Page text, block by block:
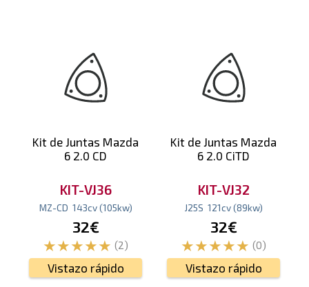
Kit de Juntas Mazda
6 2.0 CD
KIT-VJ36
MZ-CD 143cv (105kw)
32€
(2)
Vistazo rápido
Kit de Juntas Mazda
6 2.0 CiTD
KIT-VJ32
J25S 121cv (89kw)
32€
(0)
Vistazo rápido